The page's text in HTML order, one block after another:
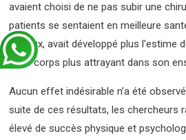
avaient choisi de ne pas subir une
patients se sentaient en meilleure
anxieux, avait développé plus l’estime
leurs corps plus attrayant dans son
Aucun effet indésirable n’a été
suite de ces résultats, les chercheurs
élevé de succès physique et